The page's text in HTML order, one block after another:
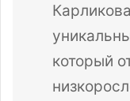
который